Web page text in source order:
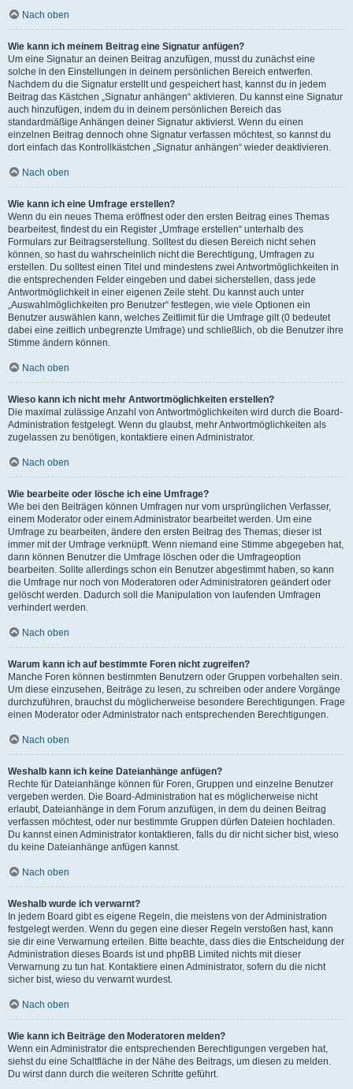
Nach oben
Wie kann ich meinem Beitrag eine Signatur anfügen?
Um eine Signatur an deinen Beitrag anzufügen, musst du zunächst eine
solche in den Einstellungen in deinem persönlichen Bereich entwerfen.
Nachdem du die Signatur erstellt und gespeichert hast, kannst du in jedem
Beitrag das Kästchen „Signatur anhängen“ aktivieren. Du kannst eine Signatur
auch hinzufügen, indem du in deinem persönlichen Bereich das
standardmäßige Anhängen deiner Signatur aktivierst. Wenn du einen
einzelnen Beitrag dennoch ohne Signatur verfassen möchtest, so kannst du
dort einfach das Kontrollkästchen „Signatur anhängen“ wieder deaktivieren.
Nach oben
Wie kann ich eine Umfrage erstellen?
Wenn du ein neues Thema eröffnest oder den ersten Beitrag eines Themas
bearbeitest, findest du ein Register „Umfrage erstellen“ unterhalb des
Formulars zur Beitragserstellung. Solltest du diesen Bereich nicht sehen
können, so hast du wahrscheinlich nicht die Berechtigung, Umfragen zu
erstellen. Du solltest einen Titel und mindestens zwei Antwortmöglichkeiten in
die entsprechenden Felder eingeben und dabei sicherstellen, dass jede
Antwortmöglichkeit in einer eigenen Zeile steht. Du kannst auch unter
„Auswahlmöglichkeiten pro Benutzer“ festlegen, wie viele Optionen ein
Benutzer auswählen kann, welches Zeitlimit für die Umfrage gilt (0 bedeutet
dabei eine zeitlich unbegrenzte Umfrage) und schließlich, ob die Benutzer ihre
Stimme ändern können.
Nach oben
Wieso kann ich nicht mehr Antwortmöglichkeiten erstellen?
Die maximal zulässige Anzahl von Antwortmöglichkeiten wird durch die Board-
Administration festgelegt. Wenn du glaubst, mehr Antwortmöglichkeiten als
zugelassen zu benötigen, kontaktiere einen Administrator.
Nach oben
Wie bearbeite oder lösche ich eine Umfrage?
Wie bei den Beiträgen können Umfragen nur vom ursprünglichen Verfasser,
einem Moderator oder einem Administrator bearbeitet werden. Um eine
Umfrage zu bearbeiten, ändere den ersten Beitrag des Themas; dieser ist
immer mit der Umfrage verknüpft. Wenn niemand eine Stimme abgegeben hat,
dann können Benutzer die Umfrage löschen oder die Umfrageoption
bearbeiten. Sollte allerdings schon ein Benutzer abgestimmt haben, so kann
die Umfrage nur noch von Moderatoren oder Administratoren geändert oder
gelöscht werden. Dadurch soll die Manipulation von laufenden Umfragen
verhindert werden.
Nach oben
Warum kann ich auf bestimmte Foren nicht zugreifen?
Manche Foren können bestimmten Benutzern oder Gruppen vorbehalten sein.
Um diese einzusehen, Beiträge zu lesen, zu schreiben oder andere Vorgänge
durchzuführen, brauchst du möglicherweise besondere Berechtigungen. Frage
einen Moderator oder Administrator nach entsprechenden Berechtigungen.
Nach oben
Weshalb kann ich keine Dateianhänge anfügen?
Rechte für Dateianhänge können für Foren, Gruppen und einzelne Benutzer
vergeben werden. Die Board-Administration hat es möglicherweise nicht
erlaubt, Dateianhänge in dem Forum anzufügen, in dem du deinen Beitrag
verfassen möchtest, oder nur bestimmte Gruppen dürfen Dateien hochladen.
Du kannst einen Administrator kontaktieren, falls du dir nicht sicher bist, wieso
du keine Dateianhänge anfügen kannst.
Nach oben
Weshalb wurde ich verwarnt?
In jedem Board gibt es eigene Regeln, die meistens von der Administration
festgelegt werden. Wenn du gegen eine dieser Regeln verstoßen hast, kann
sie dir eine Verwarnung erteilen. Bitte beachte, dass dies die Entscheidung der
Administration dieses Boards ist und phpBB Limited nichts mit dieser
Verwarnung zu tun hat. Kontaktiere einen Administrator, sofern du die nicht
sicher bist, wieso du verwarnt wurdest.
Nach oben
Wie kann ich Beiträge den Moderatoren melden?
Wenn ein Administrator die entsprechenden Berechtigungen vergeben hat,
siehst du eine Schaltfläche in der Nähe des Beitrags, um diesen zu melden.
Du wirst dann durch die weiteren Schritte geführt.